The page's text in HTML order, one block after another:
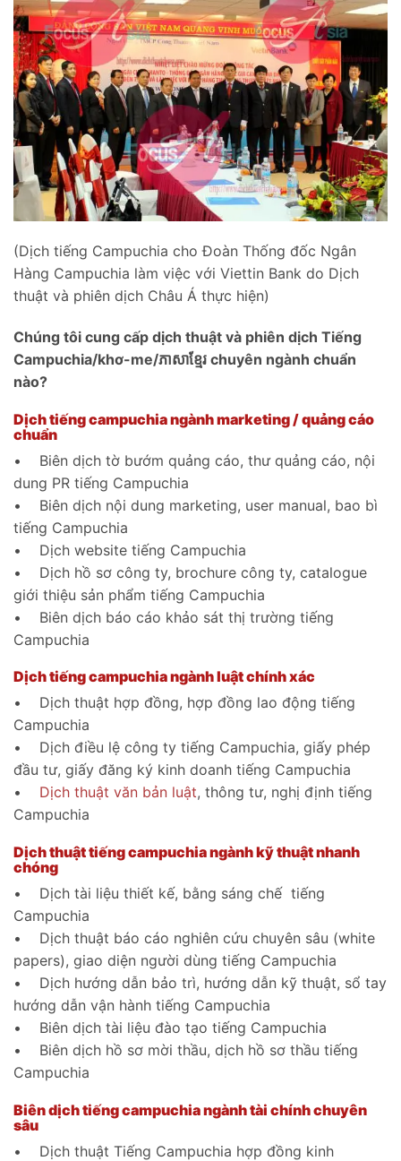
(Dịch tiếng Campuchia cho Đoàn Thống đốc Ngân
Hàng Campuchia làm việc với Viettin Bank do Dịch
thuật và phiên dịch Châu Á thực hiện)
Chúng tôi cung cấp dịch thuật và phiên dịch Tiếng
Campuchia/khơ-me/ភាសាខ្មែរ chuyên ngành chuẩn
nào?
Dịch tiếng campuchia ngành marketing / quảng cáo
chuẩn
• Biên dịch tờ bướm quảng cáo, thư quảng cáo, nội
dung PR tiếng Campuchia
• Biên dịch nội dung marketing, user manual, bao bì
tiếng Campuchia
• Dịch website tiếng Campuchia
• Dịch hồ sơ công ty, brochure công ty, catalogue
giới thiệu sản phẩm tiếng Campuchia
• Biên dịch báo cáo khảo sát thị trường tiếng
Campuchia
Dịch tiếng campuchia ngành luật chính xác
• Dịch thuật hợp đồng, hợp đồng lao động tiếng
Campuchia
• Dịch điều lệ công ty tiếng Campuchia, giấy phép
đầu tư, giấy đăng ký kinh doanh tiếng Campuchia
• Dịch thuật văn bản luật, thông tư, nghị định tiếng
Campuchia
Dịch thuật tiếng campuchia ngành kỹ thuật nhanh
chóng
• Dịch tài liệu thiết kế, bằng sáng chế tiếng
Campuchia
• Dịch thuật báo cáo nghiên cứu chuyên sâu (white
papers), giao diện người dùng tiếng Campuchia
• Dịch hướng dẫn bảo trì, hướng dẫn kỹ thuật, sổ tay
hướng dẫn vận hành tiếng Campuchia
• Biên dịch tài liệu đào tạo tiếng Campuchia
• Biên dịch hồ sơ mời thầu, dịch hồ sơ thầu tiếng
Campuchia
Biên dịch tiếng campuchia ngành tài chính chuyên
sâu
• Dịch thuật Tiếng Campuchia hợp đồng kinh